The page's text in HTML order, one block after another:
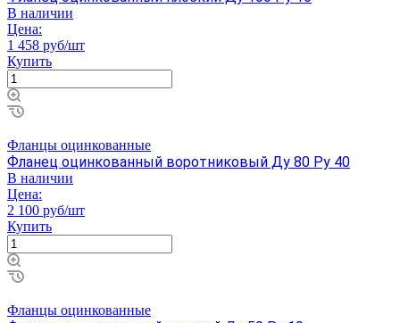
В наличии
Цена:
1 458 руб/шт
Купить
Фланцы оцинкованные
Фланец оцинкованный воротниковый Ду 80 Ру 40
В наличии
Цена:
2 100 руб/шт
Купить
Фланцы оцинкованные